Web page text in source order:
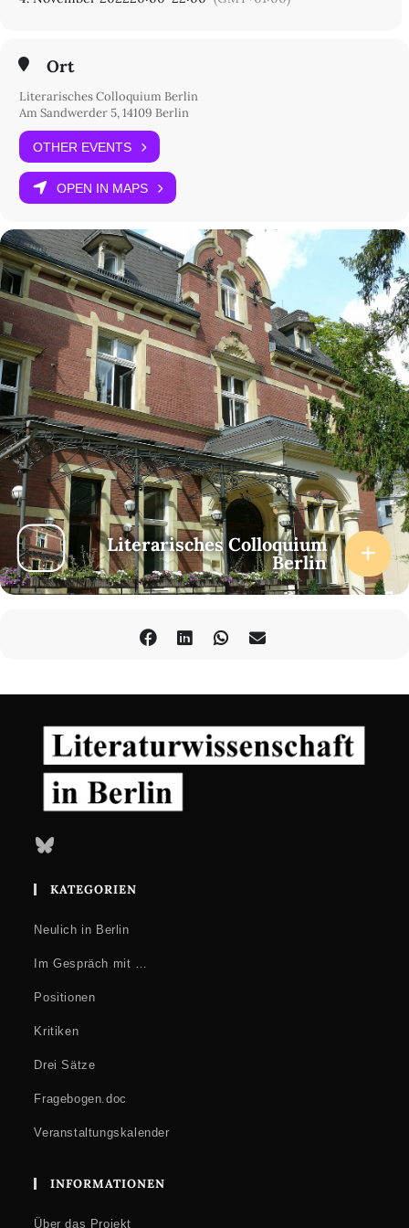
melden Sie sich bei mail@lcb.de an. Der Eintritt für diese
Ort
Literarisches Colloquium Berlin
Am Sandwerder 5, 14109 Berlin
OTHER EVENTS
OPEN IN MAPS
Literarisches Colloquium
Berlin
Bluesky
KATEGORIEN
Neulich in Berlin
Im Gespräch mit …
Positionen
Kritiken
Drei Sätze
Fragebogen.doc
Veranstaltungskalender
INFORMATIONEN
Über das Projekt